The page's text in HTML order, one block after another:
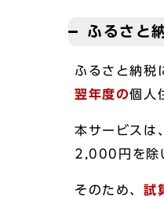
ふるさと
ふるさと納税
翌年度の個人
本サービスは
2,000円を除
そのため、 試